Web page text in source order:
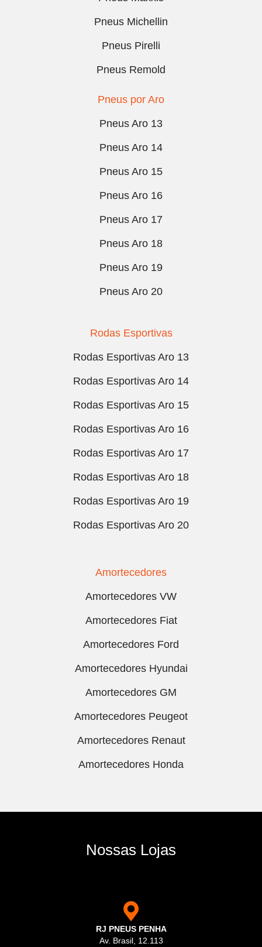
Pneus Michellin
Pneus Pirelli
Pneus Remold
Pneus por Aro
Pneus Aro 13
Pneus Aro 14
Pneus Aro 15
Pneus Aro 16
Pneus Aro 17
Pneus Aro 18
Pneus Aro 19
Pneus Aro 20
Rodas Esportivas
Rodas Esportivas Aro 13
Rodas Esportivas Aro 14
Rodas Esportivas Aro 15
Rodas Esportivas Aro 16
Rodas Esportivas Aro 17
Rodas Esportivas Aro 18
Rodas Esportivas Aro 19
Rodas Esportivas Aro 20
Amortecedores
Amortecedores VW
Amortecedores Fiat
Amortecedores Ford
Amortecedores Hyundai
Amortecedores GM
Amortecedores Peugeot
Amortecedores Renaut
Amortecedores Honda
Nossas Lojas
RJ PNEUS PENHA
Av. Brasil, 12.113